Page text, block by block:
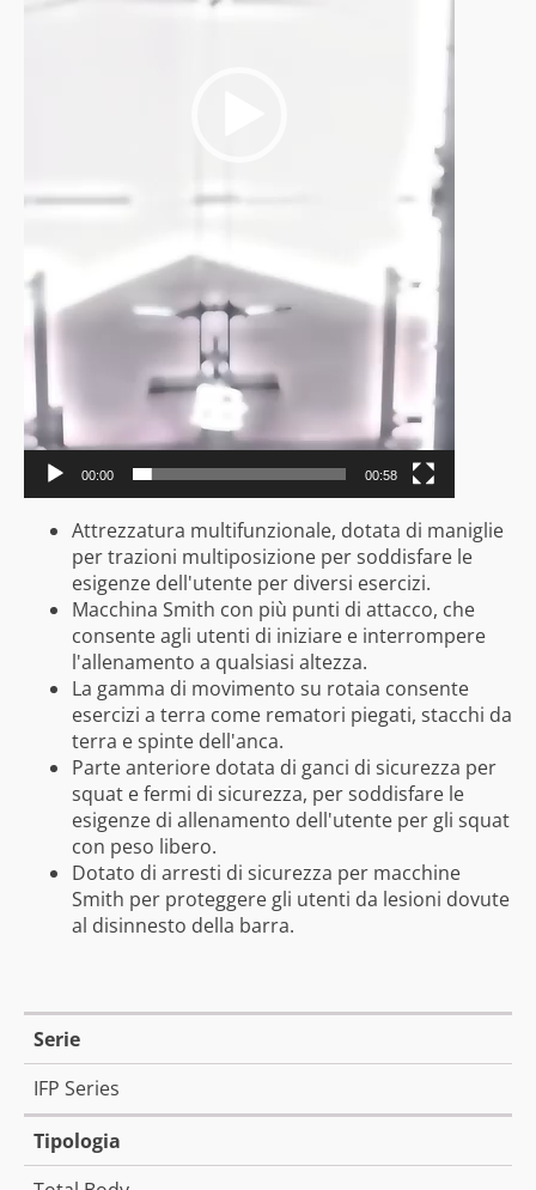
00:00 00:58
Attrezzatura multifunzionale, dotata di maniglie
per trazioni multiposizione per soddisfare le
esigenze dell'utente per diversi esercizi.
Macchina Smith con più punti di attacco, che
consente agli utenti di iniziare e interrompere
l'allenamento a qualsiasi altezza.
La gamma di movimento su rotaia consente
esercizi a terra come rematori piegati, stacchi da
terra e spinte dell'anca.
Parte anteriore dotata di ganci di sicurezza per
squat e fermi di sicurezza, per soddisfare le
esigenze di allenamento dell'utente per gli squat
con peso libero.
Dotato di arresti di sicurezza per macchine
Smith per proteggere gli utenti da lesioni dovute
al disinnesto della barra.
Serie
IFP Series
Tipologia